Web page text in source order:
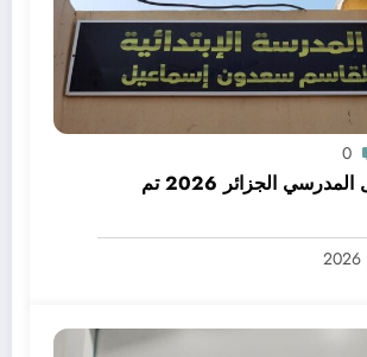
0
رسميا الدخول المدرسي الجزائر 2026 تم